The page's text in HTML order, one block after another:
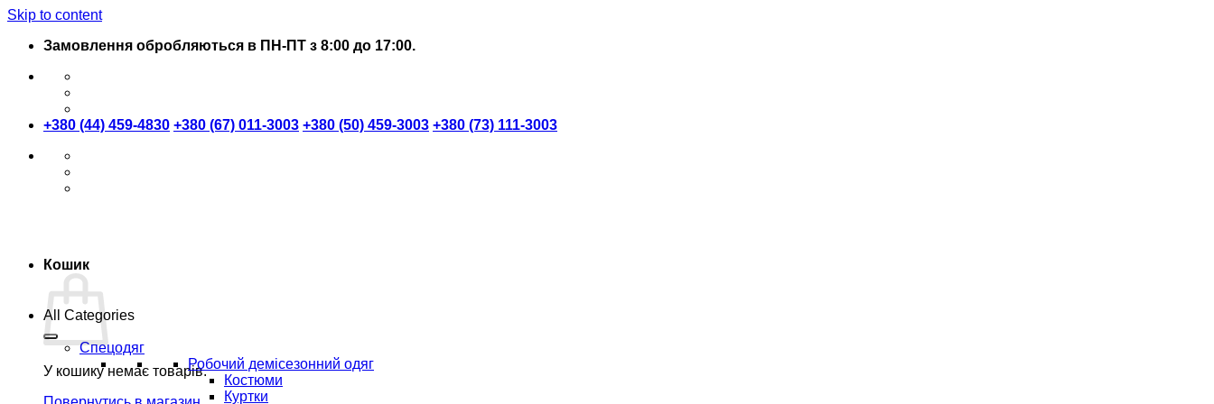
Skip to content
Замовлення обробляються в ПН-ПТ з 8:00 до 17:00.
+380 (44) 459-4830 +380 (67) 011-3003 +380 (50) 459-3003 +380 (73) 111-3003
Кошик
У кошику немає товарів.
All Categories
Спецодяг
Робочий демісезонний одяг
Костюми
Куртки